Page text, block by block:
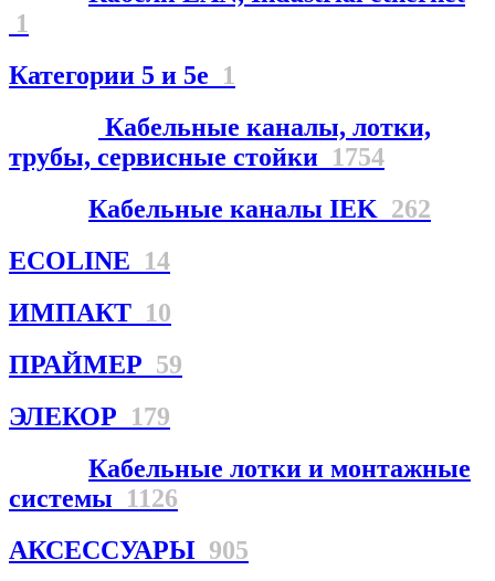
1
Категории 5 и 5е 1
Кабельные каналы, лотки,
трубы, сервисные стойки 1754
Кабельные каналы IEK 262
ECOLINE 14
ИМПАКТ 10
ПРАЙМЕР 59
ЭЛЕКОР 179
Кабельные лотки и монтажные
системы 1126
АКСЕССУАРЫ 905